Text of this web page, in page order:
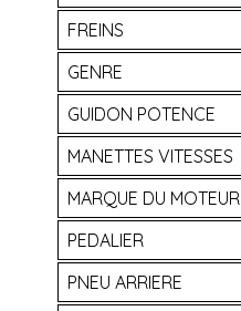
FREINS
GENRE
GUIDON POTENCE
MANETTES VITESSES
MARQUE DU MOTEUR
PEDALIER
PNEU ARRIERE